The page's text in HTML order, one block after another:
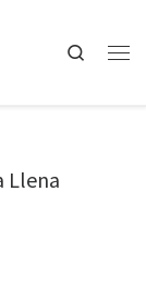
Search
Llena